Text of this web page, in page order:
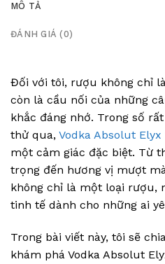
MÔ TẢ
ĐÁNH GIÁ (0)
Đối với tôi, rượu không chỉ
còn là cầu nối của những
khắc đáng nhớ. Trong số
thử qua, Vodka Absolut Elyx
một cảm giác đặc biệt. Từ
trọng đến hương vị mượt
không chỉ là một loại rượu,
tinh tế dành cho những ai
Trong bài viết này, tôi sẽ
khám phá Vodka Absolut